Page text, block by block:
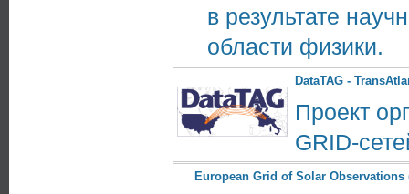
в результате
области физики.
DataTAG -
Проект
GRID-
European Grid of Solar Observations